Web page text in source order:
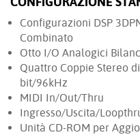
Configurazioni DSP
Combinato
Otto I/O Analogici
Quattro Coppie Stereo
bit/96kHz
MIDI In/Out/Thru
Ingresso/Uscita/
Unità CD-ROM per